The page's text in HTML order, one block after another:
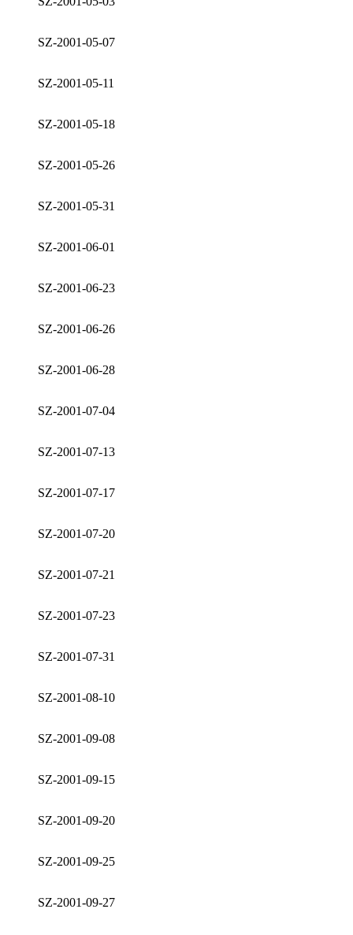
SZ-2001-05-07
SZ-2001-05-11
SZ-2001-05-18
SZ-2001-05-26
SZ-2001-05-31
SZ-2001-06-01
SZ-2001-06-23
SZ-2001-06-26
SZ-2001-06-28
SZ-2001-07-04
SZ-2001-07-13
SZ-2001-07-17
SZ-2001-07-20
SZ-2001-07-21
SZ-2001-07-23
SZ-2001-07-31
SZ-2001-08-10
SZ-2001-09-08
SZ-2001-09-15
SZ-2001-09-20
SZ-2001-09-25
SZ-2001-09-27